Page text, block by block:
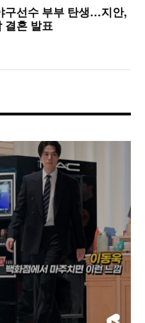
구선수 부부 탄생…지안,
결혼 발표